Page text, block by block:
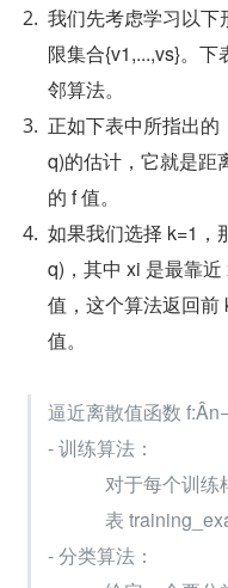
我们先考虑学习以下
限集合{v1,...,vs}。
邻算法。
正如下表中所指出的
q)的估计，它就是距
的 f 值。
如果我们选择 k=1，
q)，其中 xi 是最靠
值，这个算法返回前
值。
逼近离散值函数
- 训练算法：
对于每个训练
表
- 分类算法：